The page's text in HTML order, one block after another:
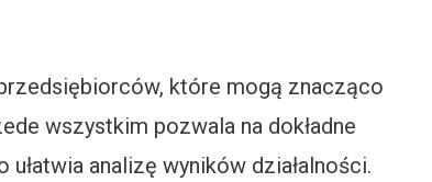
które mogą znacząco
wszystkim pozwala na dokładne
analizę wyników działalności.